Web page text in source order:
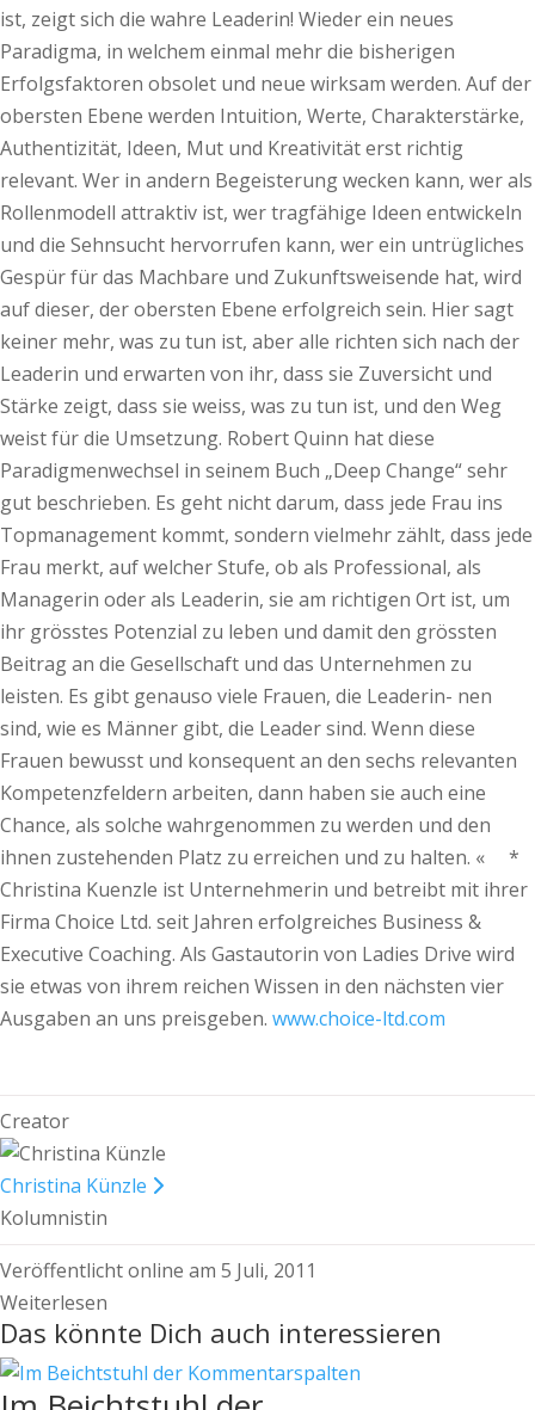
ist, zeigt sich die wahre Leaderin! Wieder ein neues
Paradigma, in welchem einmal mehr die bisherigen
Erfolgsfaktoren obsolet und neue wirksam werden. Auf der
obersten Ebene werden Intuition, Werte, Charakterstärke,
Authentizität, Ideen, Mut und Kreativität erst richtig
relevant. Wer in andern Begeisterung wecken kann, wer als
Rollenmodell attraktiv ist, wer tragfähige Ideen entwickeln
und die Sehnsucht hervorrufen kann, wer ein untrügliches
Gespür für das Machbare und Zukunftsweisende hat, wird
auf dieser, der obersten Ebene erfolgreich sein. Hier sagt
keiner mehr, was zu tun ist, aber alle richten sich nach der
Leaderin und erwarten von ihr, dass sie Zuversicht und
Stärke zeigt, dass sie weiss, was zu tun ist, und den Weg
weist für die Umsetzung. Robert Quinn hat diese
Paradigmenwechsel in seinem Buch „Deep Change“ sehr
gut beschrieben. Es geht nicht darum, dass jede Frau ins
Topmanagement kommt, sondern vielmehr zählt, dass jede
Frau merkt, auf welcher Stufe, ob als Professional, als
Managerin oder als Leaderin, sie am richtigen Ort ist, um
ihr grösstes Potenzial zu leben und damit den grössten
Beitrag an die Gesellschaft und das Unternehmen zu
leisten. Es gibt genauso viele Frauen, die Leaderin- nen
sind, wie es Männer gibt, die Leader sind. Wenn diese
Frauen bewusst und konsequent an den sechs relevanten
Kompetenzfeldern arbeiten, dann haben sie auch eine
Chance, als solche wahrgenommen zu werden und den
ihnen zustehenden Platz zu erreichen und zu halten. « *
Christina Kuenzle ist Unternehmerin und betreibt mit ihrer
Firma Choice Ltd. seit Jahren erfolgreiches Business &
Executive Coaching. Als Gastautorin von Ladies Drive wird
sie etwas von ihrem reichen Wissen in den nächsten vier
Ausgaben an uns preisgeben. www.choice-ltd.com
Creator
Christina Künzle
Kolumnistin
Veröffentlicht online am 5 Juli, 2011
Weiterlesen
Das könnte Dich auch interessieren